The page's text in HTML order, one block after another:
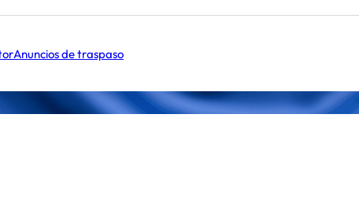
Anuncios de traspaso